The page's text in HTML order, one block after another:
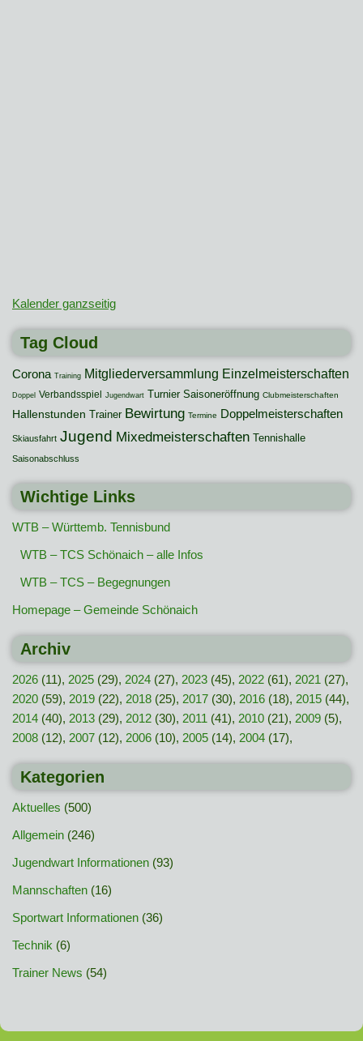
Kalender ganzseitig
Tag Cloud
Corona Training Mitgliederversammlung Einzelmeisterschaften
Doppel Verbandsspiel Jugendwart Turnier Saisoneröffnung Clubmeisterschaften
Hallenstunden Trainer Bewirtung Termine Doppelmeisterschaften
Skiausfahrt Jugend Mixedmeisterschaften Tennishalle
Saisonabschluss
Wichtige Links
WTB – Württemb. Tennisbund
WTB – TCS Schönaich – alle Infos
WTB – TCS – Begegnungen
Homepage – Gemeinde Schönaich
Archiv
2026 (11), 2025 (29), 2024 (27), 2023 (45), 2022 (61), 2021 (27),
2020 (59), 2019 (22), 2018 (25), 2017 (30), 2016 (18), 2015 (44),
2014 (40), 2013 (29), 2012 (30), 2011 (41), 2010 (21), 2009 (5),
2008 (12), 2007 (12), 2006 (10), 2005 (14), 2004 (17),
Kategorien
Aktuelles (500)
Allgemein (246)
Jugendwart Informationen (93)
Mannschaften (16)
Sportwart Informationen (36)
Technik (6)
Trainer News (54)